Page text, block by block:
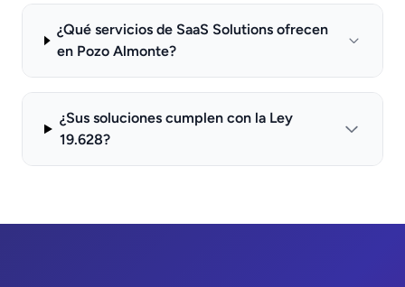
¿Qué servicios de SaaS Solutions ofrecen
en Pozo Almonte?
¿Sus soluciones cumplen con la Ley
19.628?